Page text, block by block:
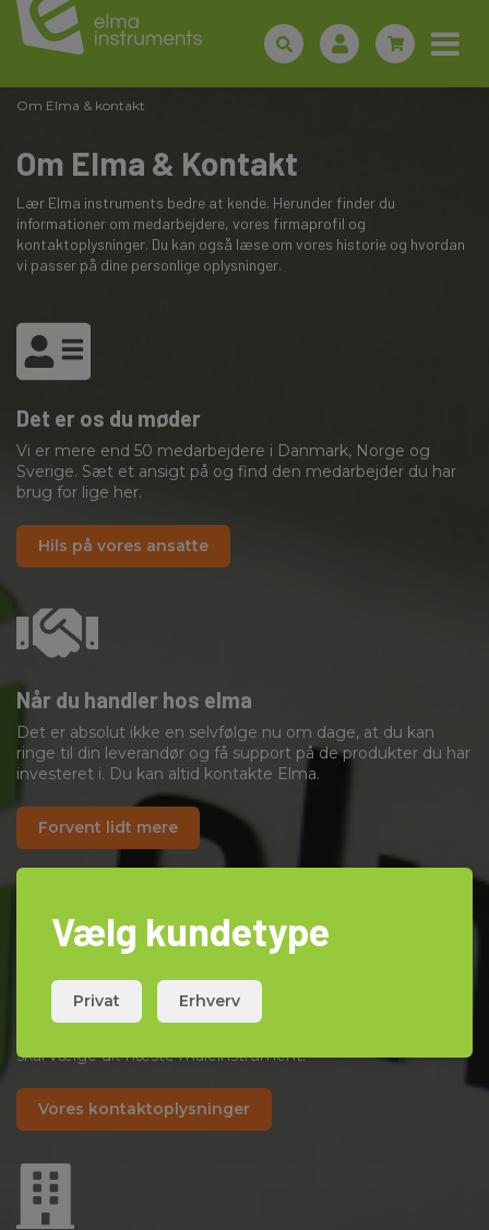
Om Elma & kontakt
Om Elma & Kontakt
Lær Elma instruments bedre at kende. Herunder finder du
informationer om medarbejdere, vores firmaprofil og
kontaktoplysninger. Du kan også læse om vores historie og hvordan
vi passer på dine personlige oplysninger.
Det er os du møder
Vi er mere end 50 medarbejdere i Danmark, Norge og
Sverige. Sæt et ansigt på og find den medarbejder du har
brug for lige her.
Hils på vores ansatte
Når du handler hos elma
Det er absolut ikke en selvfølge nu om dage, at du kan
ringe til din leverandør og få support på de produkter du har
investeret i. Du kan altid kontakte Elma.
Forvent lidt mere
Kontakt os
Vi er mere end 50 veluddannede teknikere, fra Danmark,
skal vælge dit næste måleinstrument.
Vores kontaktoplysninger
Vælg kundetype
Privat Erhverv